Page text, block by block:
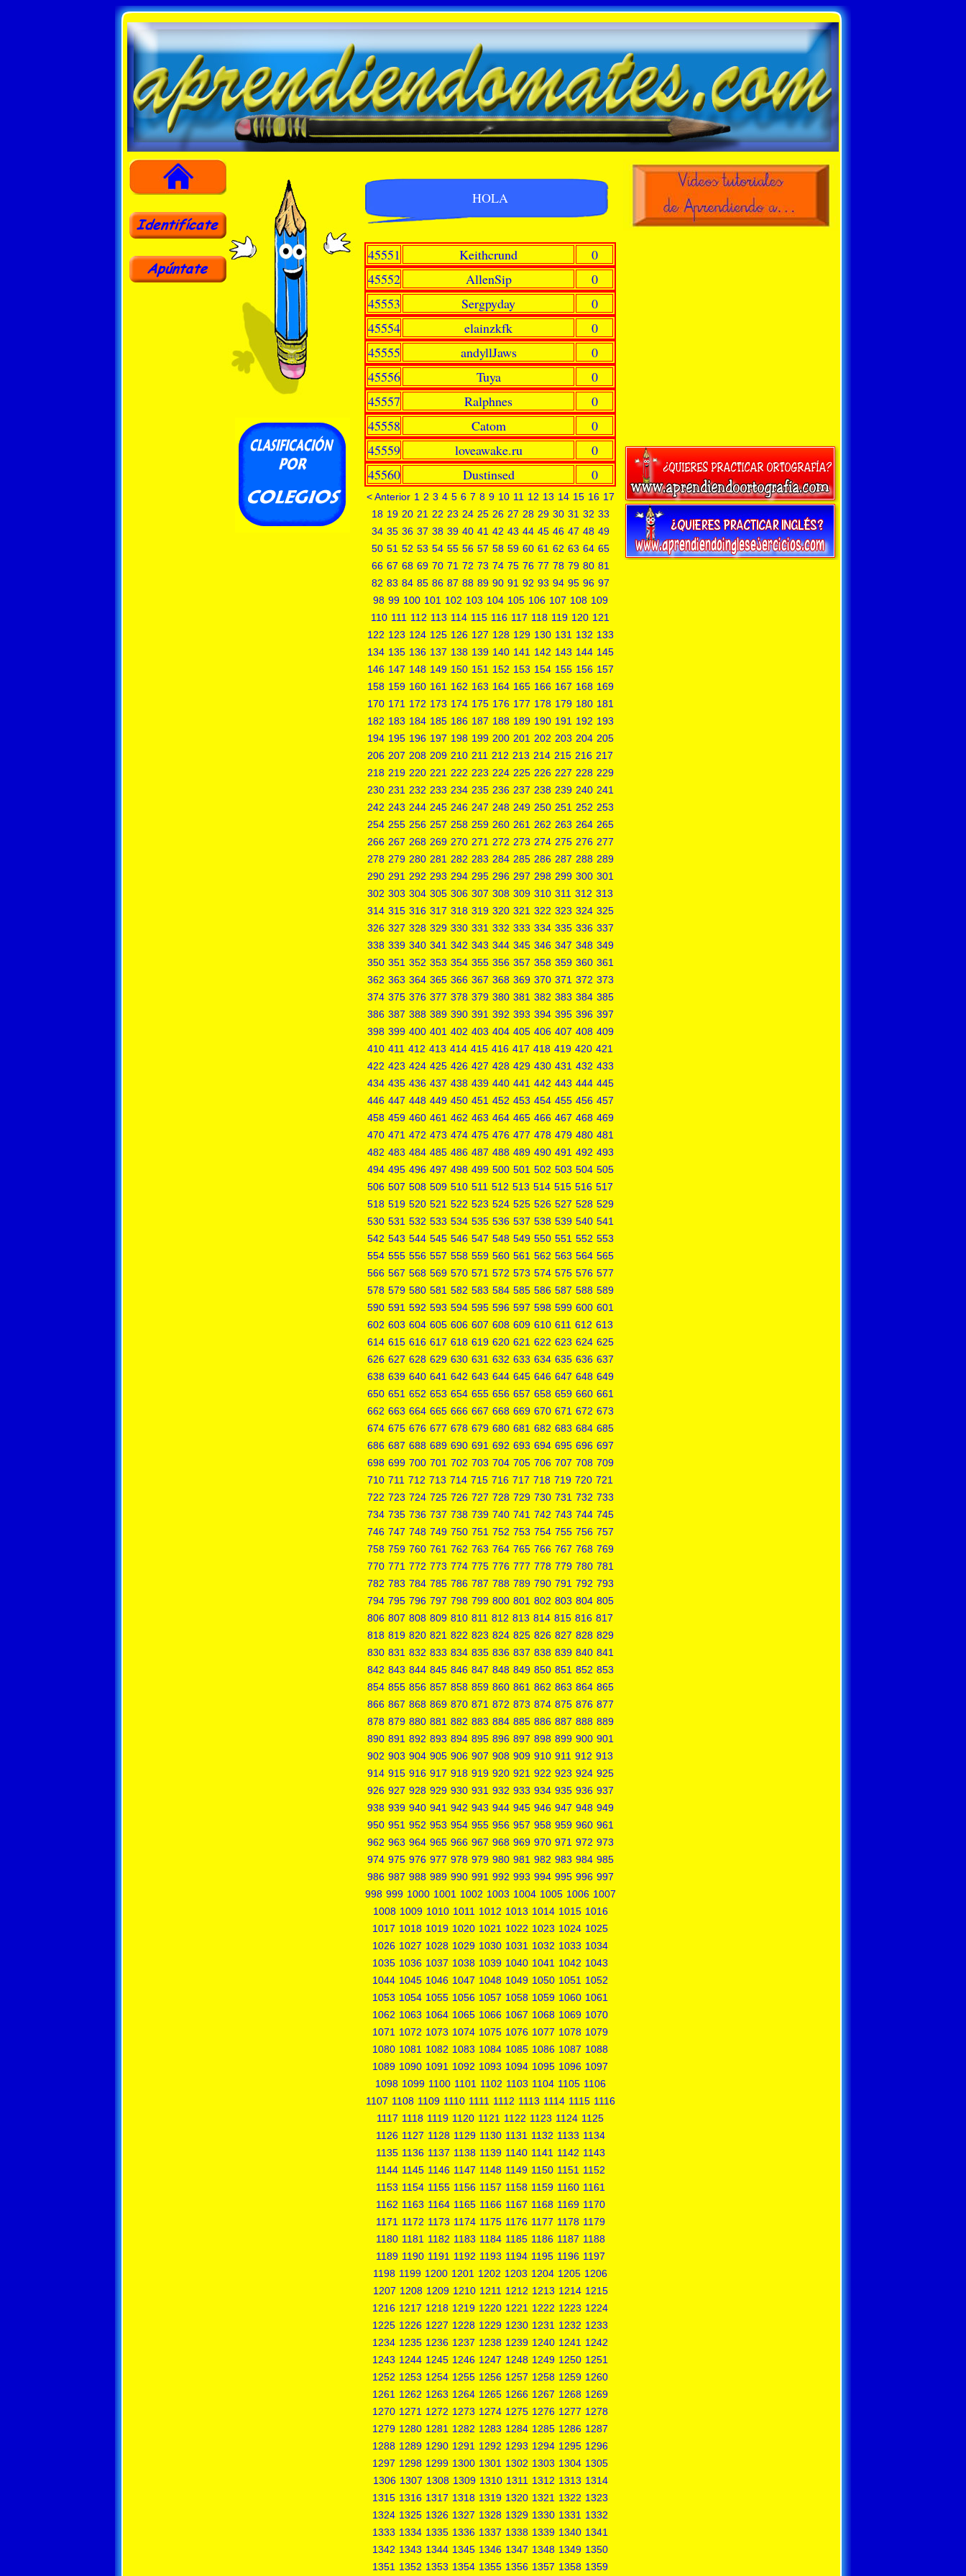
HOLA
45551 Keithcrund
0
45552
AllenSip
0
45553
Sergpyday
0
45554
elainzkfk
0
45555
andyllJaws
0
45556
Tuya
0
45557
Ralphnes
0
45558
Catom
0
45559
loveawake.ru
0
45560
Dustinsed 0
< Anterior 1 2 3 4 5 6 7 8 9 10 11 12 13 14 15 16 17
18 19 20 21 22 23 24 25 26 27 28 29 30 31 32 33
34 35 36 37 38 39 40 41 42 43 44 45 46 47 48 49
50 51 52 53 54 55 56 57 58 59 60 61 62 63 64 65
66 67 68 69 70 71 72 73 74 75 76 77 78 79 80 81
82 83 84 85 86 87 88 89 90 91 92 93 94 95 96 97
98 99 100 101 102 103 104 105 106 107 108 109
110 111 112 113 114 115 116 117 118 119 120 121
122 123 124 125 126 127 128 129 130 131 132 133
134 135 136 137 138 139 140 141 142 143 144 145
146 147 148 149 150 151 152 153 154 155 156 157
158 159 160 161 162 163 164 165 166 167 168 169
170 171 172 173 174 175 176 177 178 179 180 181
182 183 184 185 186 187 188 189 190 191 192 193
194 195 196 197 198 199 200 201 202 203 204 205
206 207 208 209 210 211 212 213 214 215 216 217
218 219 220 221 222 223 224 225 226 227 228 229
230 231 232 233 234 235 236 237 238 239 240 241
242 243 244 245 246 247 248 249 250 251 252 253
254 255 256 257 258 259 260 261 262 263 264 265
266 267 268 269 270 271 272 273 274 275 276 277
278 279 280 281 282 283 284 285 286 287 288 289
290 291 292 293 294 295 296 297 298 299 300 301
302 303 304 305 306 307 308 309 310 311 312 313
314 315 316 317 318 319 320 321 322 323 324 325
326 327 328 329 330 331 332 333 334 335 336 337
338 339 340 341 342 343 344 345 346 347 348 349
350 351 352 353 354 355 356 357 358 359 360 361
362 363 364 365 366 367 368 369 370 371 372 373
374 375 376 377 378 379 380 381 382 383 384 385
386 387 388 389 390 391 392 393 394 395 396 397
398 399 400 401 402 403 404 405 406 407 408 409
410 411 412 413 414 415 416 417 418 419 420 421
422 423 424 425 426 427 428 429 430 431 432 433
434 435 436 437 438 439 440 441 442 443 444 445
446 447 448 449 450 451 452 453 454 455 456 457
458 459 460 461 462 463 464 465 466 467 468 469
470 471 472 473 474 475 476 477 478 479 480 481
482 483 484 485 486 487 488 489 490 491 492 493
494 495 496 497 498 499 500 501 502 503 504 505
506 507 508 509 510 511 512 513 514 515 516 517
518 519 520 521 522 523 524 525 526 527 528 529
530 531 532 533 534 535 536 537 538 539 540 541
542 543 544 545 546 547 548 549 550 551 552 553
554 555 556 557 558 559 560 561 562 563 564 565
566 567 568 569 570 571 572 573 574 575 576 577
578 579 580 581 582 583 584 585 586 587 588 589
590 591 592 593 594 595 596 597 598 599 600 601
602 603 604 605 606 607 608 609 610 611 612 613
614 615 616 617 618 619 620 621 622 623 624 625
626 627 628 629 630 631 632 633 634 635 636 637
638 639 640 641 642 643 644 645 646 647 648 649
650 651 652 653 654 655 656 657 658 659 660 661
662 663 664 665 666 667 668 669 670 671 672 673
674 675 676 677 678 679 680 681 682 683 684 685
686 687 688 689 690 691 692 693 694 695 696 697
698 699 700 701 702 703 704 705 706 707 708 709
710 711 712 713 714 715 716 717 718 719 720 721
722 723 724 725 726 727 728 729 730 731 732 733
734 735 736 737 738 739 740 741 742 743 744 745
746 747 748 749 750 751 752 753 754 755 756 757
758 759 760 761 762 763 764 765 766 767 768 769
770 771 772 773 774 775 776 777 778 779 780 781
782 783 784 785 786 787 788 789 790 791 792 793
794 795 796 797 798 799 800 801 802 803 804 805
806 807 808 809 810 811 812 813 814 815 816 817
818 819 820 821 822 823 824 825 826 827 828 829
830 831 832 833 834 835 836 837 838 839 840 841
842 843 844 845 846 847 848 849 850 851 852 853
854 855 856 857 858 859 860 861 862 863 864 865
866 867 868 869 870 871 872 873 874 875 876 877
878 879 880 881 882 883 884 885 886 887 888 889
890 891 892 893 894 895 896 897 898 899 900 901
902 903 904 905 906 907 908 909 910 911 912 913
914 915 916 917 918 919 920 921 922 923 924 925
926 927 928 929 930 931 932 933 934 935 936 937
938 939 940 941 942 943 944 945 946 947 948 949
950 951 952 953 954 955 956 957 958 959 960 961
962 963 964 965 966 967 968 969 970 971 972 973
974 975 976 977 978 979 980 981 982 983 984 985
986 987 988 989 990 991 992 993 994 995 996 997
998 999 1000 1001 1002 1003 1004 1005 1006 1007
1008 1009 1010 1011 1012 1013 1014 1015 1016
1017 1018 1019 1020 1021 1022 1023 1024 1025
1026 1027 1028 1029 1030 1031 1032 1033 1034
1035 1036 1037 1038 1039 1040 1041 1042 1043
1044 1045 1046 1047 1048 1049 1050 1051 1052
1053 1054 1055 1056 1057 1058 1059 1060 1061
1062 1063 1064 1065 1066 1067 1068 1069 1070
1071 1072 1073 1074 1075 1076 1077 1078 1079
1080 1081 1082 1083 1084 1085 1086 1087 1088
1089 1090 1091 1092 1093 1094 1095 1096 1097
1098 1099 1100 1101 1102 1103 1104 1105 1106
1107 1108 1109 1110 1111 1112 1113 1114 1115 1116
1117 1118 1119 1120 1121 1122 1123 1124 1125
1126 1127 1128 1129 1130 1131 1132 1133 1134
1135 1136 1137 1138 1139 1140 1141 1142 1143
1144 1145 1146 1147 1148 1149 1150 1151 1152
1153 1154 1155 1156 1157 1158 1159 1160 1161
1162 1163 1164 1165 1166 1167 1168 1169 1170
1171 1172 1173 1174 1175 1176 1177 1178 1179
1180 1181 1182 1183 1184 1185 1186 1187 1188
1189 1190 1191 1192 1193 1194 1195 1196 1197
1198 1199 1200 1201 1202 1203 1204 1205 1206
1207 1208 1209 1210 1211 1212 1213 1214 1215
1216 1217 1218 1219 1220 1221 1222 1223 1224
1225 1226 1227 1228 1229 1230 1231 1232 1233
1234 1235 1236 1237 1238 1239 1240 1241 1242
1243 1244 1245 1246 1247 1248 1249 1250 1251
1252 1253 1254 1255 1256 1257 1258 1259 1260
1261 1262 1263 1264 1265 1266 1267 1268 1269
1270 1271 1272 1273 1274 1275 1276 1277 1278
1279 1280 1281 1282 1283 1284 1285 1286 1287
1288 1289 1290 1291 1292 1293 1294 1295 1296
1297 1298 1299 1300 1301 1302 1303 1304 1305
1306 1307 1308 1309 1310 1311 1312 1313 1314
1315 1316 1317 1318 1319 1320 1321 1322 1323
1324 1325 1326 1327 1328 1329 1330 1331 1332
1333 1334 1335 1336 1337 1338 1339 1340 1341
1342 1343 1344 1345 1346 1347 1348 1349 1350
1351 1352 1353 1354 1355 1356 1357 1358 1359